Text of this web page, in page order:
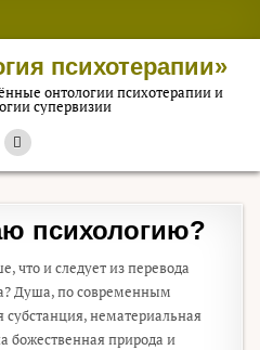
психотерапии»
онтологии психотерапии и
супервизии
психологию?
что и следует из перевода
Душа, по современным
нематериальная
божественная природа и